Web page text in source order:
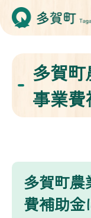
多賀
事業
多賀町農
費補助金